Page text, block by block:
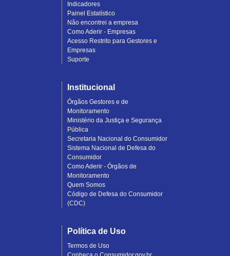
Indicadores
Painel Estatístico
Não encontrei a empresa
Como Aderir - Empresas
Acesso Restrito para Gestores e
Empresas
Suporte
Institucional
Órgãos Gestores e de
Monitoramento
Ministério da Justiça e Segurança
Pública
Secretaria Nacional do Consumidor
Sistema Nacional de Defesa do
Consumidor
Como Aderir - Órgãos de
Monitoramento
Quem Somos
Código de Defesa do Consumidor
(CDC)
Política de Uso
Termos de Uso